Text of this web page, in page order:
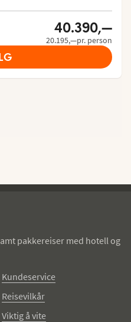
40.390,—
20.195,—pr. person
pakkereiser med hotell og
Kundeservice
Reisevilkår
Viktig å vite